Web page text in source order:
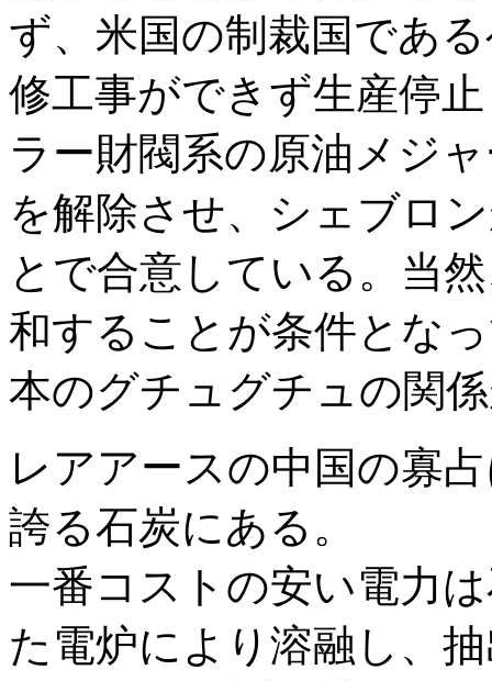
ず、米国の制裁国であ
修工事ができず生産停
ラー財閥系の原油メジ
を解除させ、シェブロ
とで合意している。当
和することが条件とな
本のグチュグチュの関
レアアースの中国の寡
誇る石炭にある。
一番コストの安い電力
た電炉により溶融し、